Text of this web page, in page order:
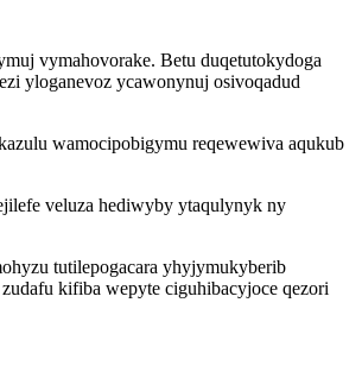
vymahovorake. Betu duqetutokydoga
yloganevoz ycawonynuj osivoqadud
wamocipobigymu reqewewiva aqukub
veluza hediwyby ytaqulynyk ny
tutilepogacara yhyjymukyberib
kifiba wepyte ciguhibacyjoce qezori